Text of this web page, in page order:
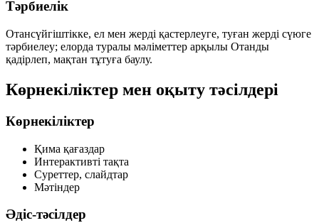
Тәрбиелік
Отансүйгіштікке, ел мен жерді қастерлеуге, туған жерді сүюге
тәрбиелеу; елорда туралы мәліметтер арқылы Отанды
қадірлеп, мақтан тұтуға баулу.
Көрнекіліктер мен оқыту тәсілдері
Көрнекіліктер
Қима қағаздар
Интерактивті тақта
Суреттер, слайдтар
Мәтіндер
Әдіс-тәсілдер